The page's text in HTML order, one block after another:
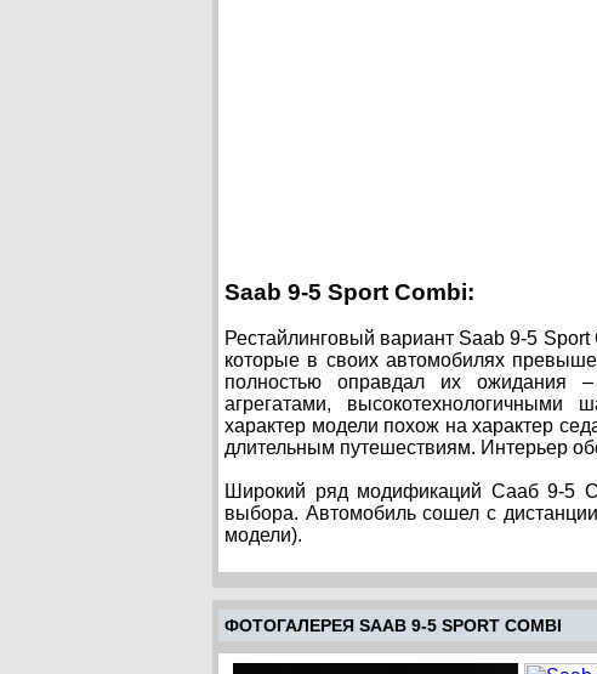
Saab 9-5 Sport Combi:
Рестайлинговый вариант Saab 9-5
которые в своих автомобилях
полностью оправдал их ожидания
агрегатами,
характер модели похож на характер
длительным путешествиям. Интерьер
Широкий ряд модификаций Сааб 9-5
выбора. Автомобиль сошел с
модели).
ФОТОГАЛЕРЕЯ SAAB 9-5 SPORT COMBI